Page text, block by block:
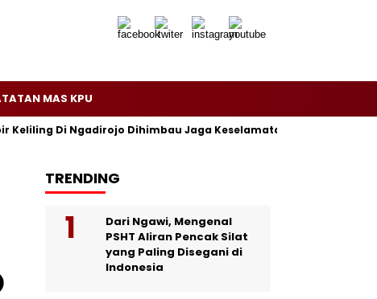
MAS KPU
Keliling Di Ngadirojo Dihimbau Jaga Keselamatan dan Ketertiban
TRENDING
Dari Ngawi, Mengenal
PSHT Aliran Pencak Silat
yang Paling Disegani di
Indonesia